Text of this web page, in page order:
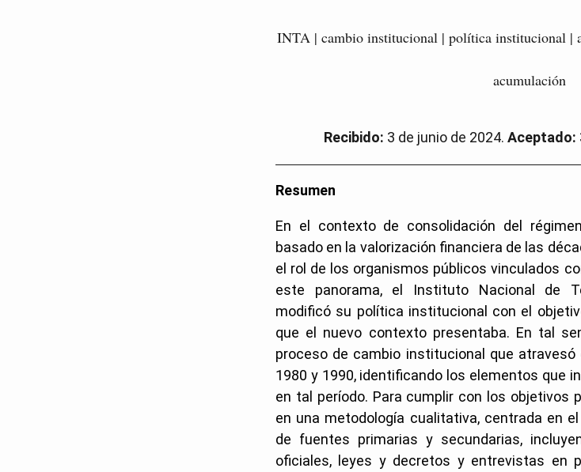
INTA | cambio institucional | política institucional |
acumulación
Recibido: 3 de junio de 2024. Aceptado:
Resumen
En el contexto de consolidación del
basado en la valorización financiera de las
el rol de los organismos públicos vinculados
este panorama, el Instituto Nacional de
modificó su política institucional con el
que el nuevo contexto presentaba. En tal
proceso de cambio institucional que
1980 y 1990, identificando los elementos que
en tal período. Para cumplir con los objetivos
en una metodología cualitativa, centrada en
de fuentes primarias y secundarias,
oficiales, leyes y decretos y entrevistas en